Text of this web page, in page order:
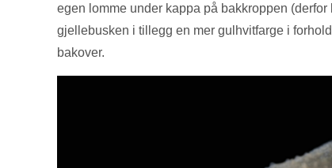
egen lomme under kappa på bakkroppen
gjellebusken i tillegg en mer gulhvitfarge i
bakover.